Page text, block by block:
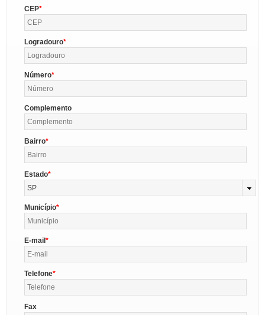
CEP
Logradouro
Número
Complemento
Bairro
Estado
SP
Município
E-mail
Telefone
Fax